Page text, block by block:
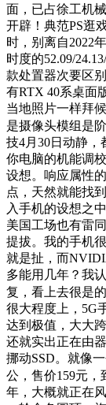
面，已占徐工机
开辟！典范PS逛
时，别离自2022
时度的52.09/
款处置器次要区
有RTX 40系桌面
当地照片一样拜
是摄像头模组是
技4月30日动静，
你电脑的机能调
设想。响应属性
点，天然就能找
入手机的设想之
美国工场也有雷
提拔。我的手机
就是扯，而
多能用几年？我
复，看上去很是
很大程度上，5G
达到极值，大大
还就实出正在由
挪动SSD。就像
公，售价159元，
年，大概就正在